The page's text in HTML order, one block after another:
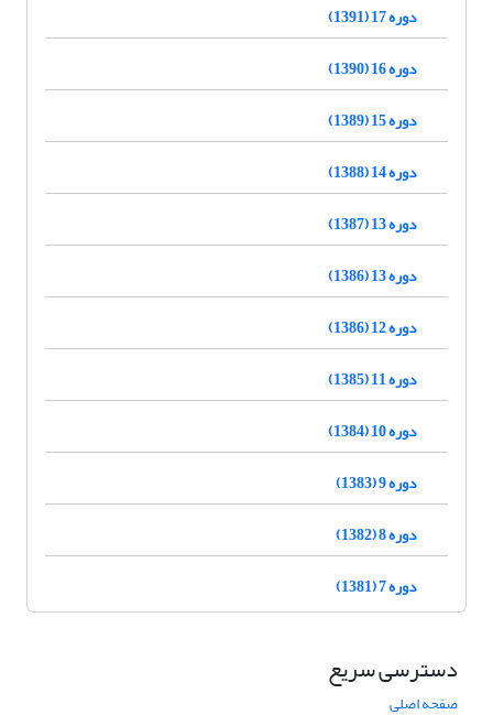
دوره 17 (1391)
دوره 16 (1390)
دوره 15 (1389)
دوره 14 (1388)
دوره 13 (1387)
دوره 13 (1386)
دوره 12 (1386)
دوره 11 (1385)
دوره 10 (1384)
دوره 9 (1383)
دوره 8 (1382)
دوره 7 (1381)
دسترسی سریع
صفحه اصلی